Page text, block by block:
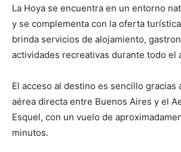
La Hoya se encuentra en un entorno
y se complementa con la oferta
brinda servicios de alojamiento,
actividades recreativas durante todo el
El acceso al destino es sencillo gracias
aérea directa entre Buenos Aires y el
Esquel, con un vuelo de
minutos.